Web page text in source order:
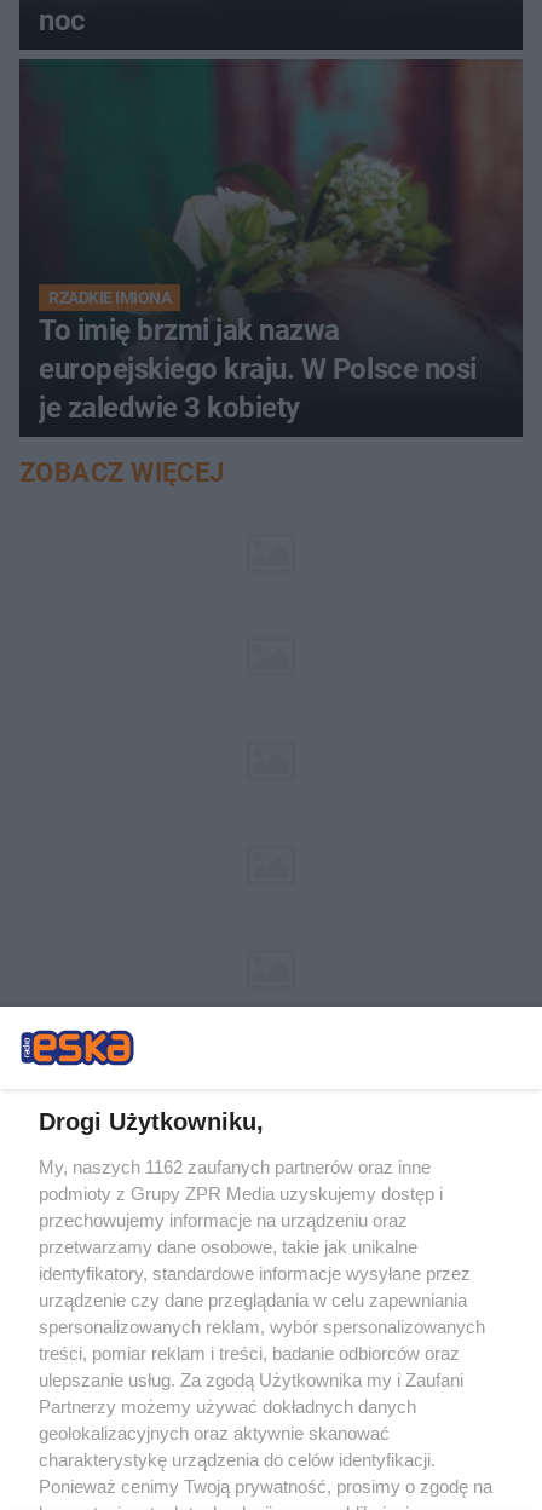
noc
RZADKIE IMIONA
To imię brzmi jak nazwa
europejskiego kraju. W Polsce nosi
je zaledwie 3 kobiety
ZOBACZ WIĘCEJ
Żaden utwór zamieszczony w serwisie nie może być powielany i
rozpowszechniany lub dalej rozpowszechniany w jakikolwiek sposób (w
tym także elektroniczny lub mechaniczny) na jakimkolwiek polu
eksploatacji w jakiejkolwiek formie, włącznie z umieszczaniem w Internecie
bez pisemnej zgody właściciela praw. Jakiekolwiek użycie lub
wykorzystanie utworów w całości lub w części z naruszeniem prawa, tzn.
bez właściwej zgody, jest zabronione pod groźbą kary i może być ścigane
prawnie.
O nas
Drogi Użytkowniku,
My, naszych 1162 zaufanych partnerów oraz inne
podmioty z Grupy ZPR Media uzyskujemy dostęp i
przechowujemy informacje na urządzeniu oraz
przetwarzamy dane osobowe, takie jak unikalne
identyfikatory, standardowe informacje wysyłane przez
urządzenie czy dane przeglądania w celu zapewniania
spersonalizowanych reklam, wybór spersonalizowanych
treści, pomiar reklam i treści, badanie odbiorców oraz
ulepszanie usług. Za zgodą Użytkownika my i Zaufani
Partnerzy możemy używać dokładnych danych
geolokalizacyjnych oraz aktywnie skanować
charakterystykę urządzenia do celów identyfikacji.
Ponieważ cenimy Twoją prywatność, prosimy o zgodę na